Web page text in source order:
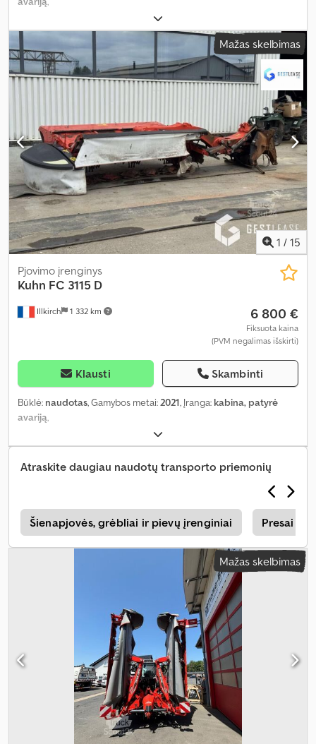
Mažas skelbimas
1 / 15
Illkirch 1 332 km
Pjovimo įrenginys
Kuhn FC 3115 D
6 800 €
Fiksuota kaina
(PVM negalimas išskirti)
Klausti Skambinti
Būklė: naudotas, Gamybos metai:2021, Įranga: kabina, patyrė
avariją,
Atraskite daugiau naudotų transporto priemonių
Šienapjovės, grėbliai ir pievų įrenginiai Presai
Mažas skelbimas